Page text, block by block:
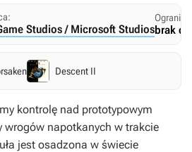
Studios / Microsoft Studiosbrak
Descent II
kontrolę nad prototypowym
wrogów napotkanych w trakcie
jest osadzona w świecie